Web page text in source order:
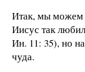
Итак, мы можем
Иисус так
Ин. 11: 35), но
чуда.